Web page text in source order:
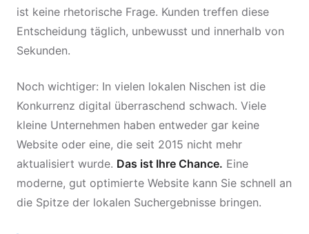
ist keine rhetorische Frage. Kunden treffen diese
Entscheidung täglich, unbewusst und innerhalb von
Sekunden.
Noch wichtiger: In vielen lokalen Nischen ist die
Konkurrenz digital überraschend schwach. Viele
kleine Unternehmen haben entweder gar keine
Website oder eine, die seit 2015 nicht mehr
aktualisiert wurde. Das ist Ihre Chance. Eine
moderne, gut optimierte Website kann Sie schnell an
die Spitze der lokalen Suchergebnisse bringen.